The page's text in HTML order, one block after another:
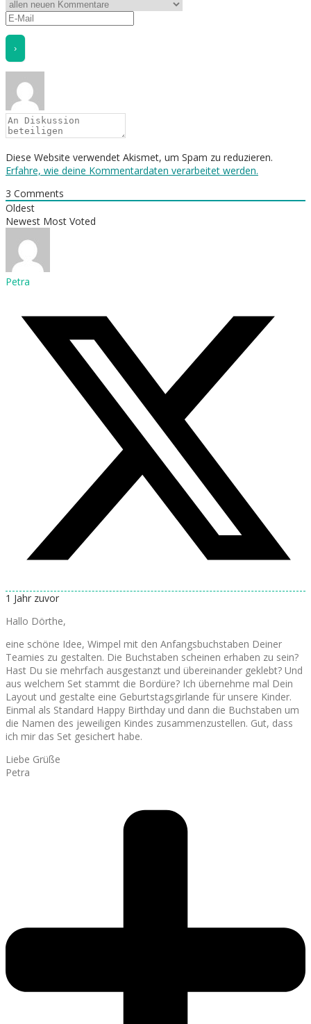
Diese Website verwendet Akismet, um Spam zu reduzieren.
Erfahre, wie deine Kommentardaten verarbeitet werden.
3 Comments
Oldest
Newest Most Voted
Petra
1 Jahr zuvor
Hallo Dörthe,
eine schöne Idee, Wimpel mit den Anfangsbuchstaben Deiner
Teamies zu gestalten. Die Buchstaben scheinen erhaben zu sein?
Hast Du sie mehrfach ausgestanzt und übereinander geklebt? Und
aus welchem Set stammt die Bordüre? Ich übernehme mal Dein
Layout und gestalte eine Geburtstagsgirlande für unsere Kinder.
Einmal als Standard Happy Birthday und dann die Buchstaben um
die Namen des jeweiligen Kindes zusammenzustellen. Gut, dass
ich mir das Set gesichert habe.
Liebe Grüße
Petra